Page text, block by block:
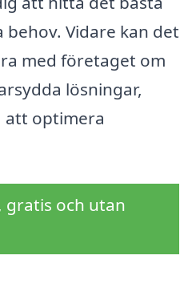
Vidare kan det
med företaget om
lösningar,
att optimera
gratis och utan